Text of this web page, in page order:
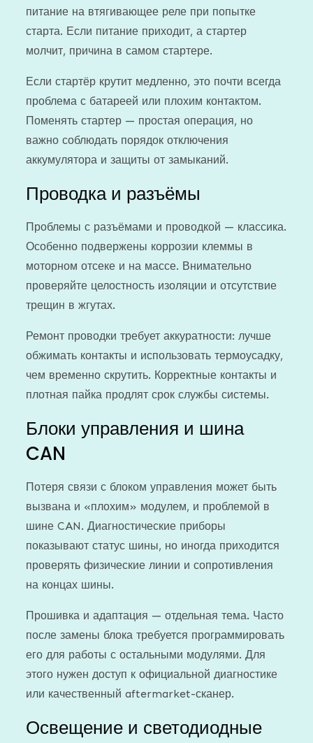
питание на втягивающее реле при попытке
старта. Если питание приходит, а стартер
молчит, причина в самом стартере.
Если стартёр крутит медленно, это почти всегда
проблема с батареей или плохим контактом.
Поменять стартер — простая операция, но
важно соблюдать порядок отключения
аккумулятора и защиты от замыканий.
Проводка и разъёмы
Проблемы с разъёмами и проводкой — классика.
Особенно подвержены коррозии клеммы в
моторном отсеке и на массе. Внимательно
проверяйте целостность изоляции и отсутствие
трещин в жгутах.
Ремонт проводки требует аккуратности: лучше
обжимать контакты и использовать термоусадку,
чем временно скрутить. Корректные контакты и
плотная пайка продлят срок службы системы.
Блоки управления и шина
CAN
Потеря связи с блоком управления может быть
вызвана и «плохим» модулем, и проблемой в
шине CAN. Диагностические приборы
показывают статус шины, но иногда приходится
проверять физические линии и сопротивления
на концах шины.
Прошивка и адаптация — отдельная тема. Часто
после замены блока требуется программировать
его для работы с остальными модулями. Для
этого нужен доступ к официальной диагностике
или качественный aftermarket-сканер.
Освещение и светодиодные